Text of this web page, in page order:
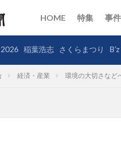
HOME 特集 事
稲葉浩志 さくらまつり B’z
経済・産業 環境の大切さな